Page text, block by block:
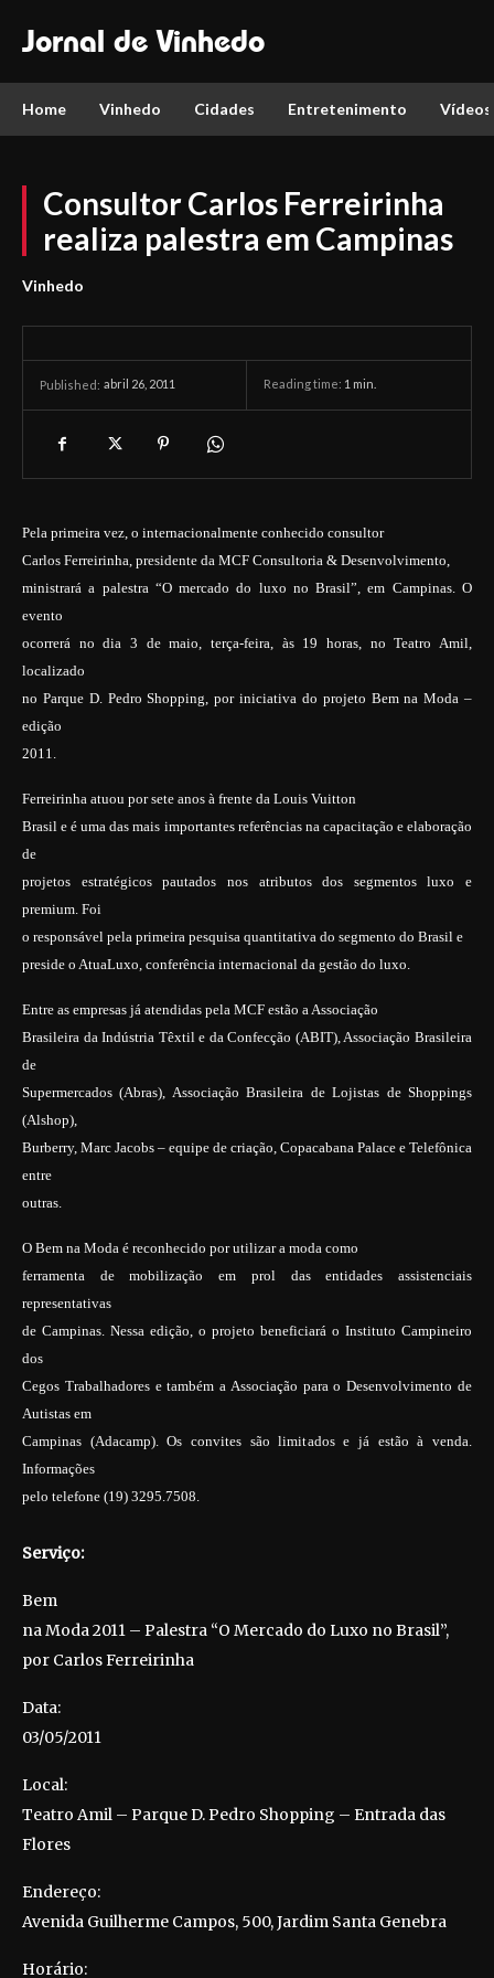
Jornal de Vinhedo
Home Vinhedo Cidades Entretenimento Vídeos
Consultor Carlos Ferreirinha
realiza palestra em Campinas
Vinhedo
Published: abril 26, 2011 Reading time: 1 min.
Pela primeira vez, o internacionalmente conhecido consultor
Carlos Ferreirinha, presidente da MCF Consultoria & Desenvolvimento,
ministrará a palestra “O mercado do luxo no Brasil”, em Campinas. O
evento
ocorrerá no dia 3 de maio, terça-feira, às 19 horas, no Teatro Amil,
localizado
no Parque D. Pedro Shopping, por iniciativa do projeto Bem na Moda –
edição
2011.
Ferreirinha atuou por sete anos à frente da Louis Vuitton
Brasil e é uma das mais importantes referências na capacitação e elaboração
de
projetos estratégicos pautados nos atributos dos segmentos luxo e
premium. Foi
o responsável pela primeira pesquisa quantitativa do segmento do Brasil e
preside o AtuaLuxo, conferência internacional da gestão do luxo.
Entre as empresas já atendidas pela MCF estão a Associação
Brasileira da Indústria Têxtil e da Confecção (ABIT), Associação Brasileira
de
Supermercados (Abras), Associação Brasileira de Lojistas de Shoppings
(Alshop),
Burberry, Marc Jacobs – equipe de criação, Copacabana Palace e Telefônica
entre
outras.
O Bem na Moda é reconhecido por utilizar a moda como
ferramenta de mobilização em prol das entidades assistenciais
representativas
de Campinas. Nessa edição, o projeto beneficiará o Instituto Campineiro
dos
Cegos Trabalhadores e também a Associação para o Desenvolvimento de
Autistas em
Campinas (Adacamp). Os convites são limitados e já estão à venda.
Informações
pelo telefone (19) 3295.7508.
Serviço:
Bem
na Moda 2011 – Palestra “O Mercado do Luxo no Brasil”,
por Carlos Ferreirinha
Data:
03/05/2011
Local:
Teatro Amil – Parque D. Pedro Shopping – Entrada das
Flores
Endereço:
Avenida Guilherme Campos, 500, Jardim Santa Genebra
Horário: